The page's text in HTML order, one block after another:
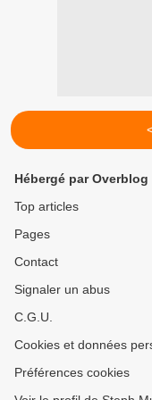
Hébergé par Overblog
Top articles
Pages
Contact
Signaler un abus
C.G.U.
Cookies et données
Préférences cookies